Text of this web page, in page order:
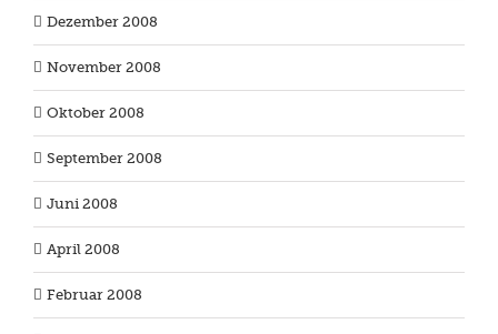
Dezember 2008
November 2008
Oktober 2008
September 2008
Juni 2008
April 2008
Februar 2008